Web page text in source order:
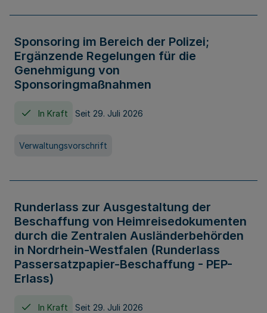
Sponsoring im Bereich der Polizei;
Ergänzende Regelungen für die
Genehmigung von
Sponsoringmaßnahmen
In Kraft Seit 29. Juli 2026
Verwaltungsvorschrift
Runderlass zur Ausgestaltung der
Beschaffung von Heimreisedokumenten
durch die Zentralen Ausländerbehörden
in Nordrhein-Westfalen (Runderlass
Passersatzpapier-Beschaffung - PEP-
Erlass)
In Kraft Seit 29. Juli 2026